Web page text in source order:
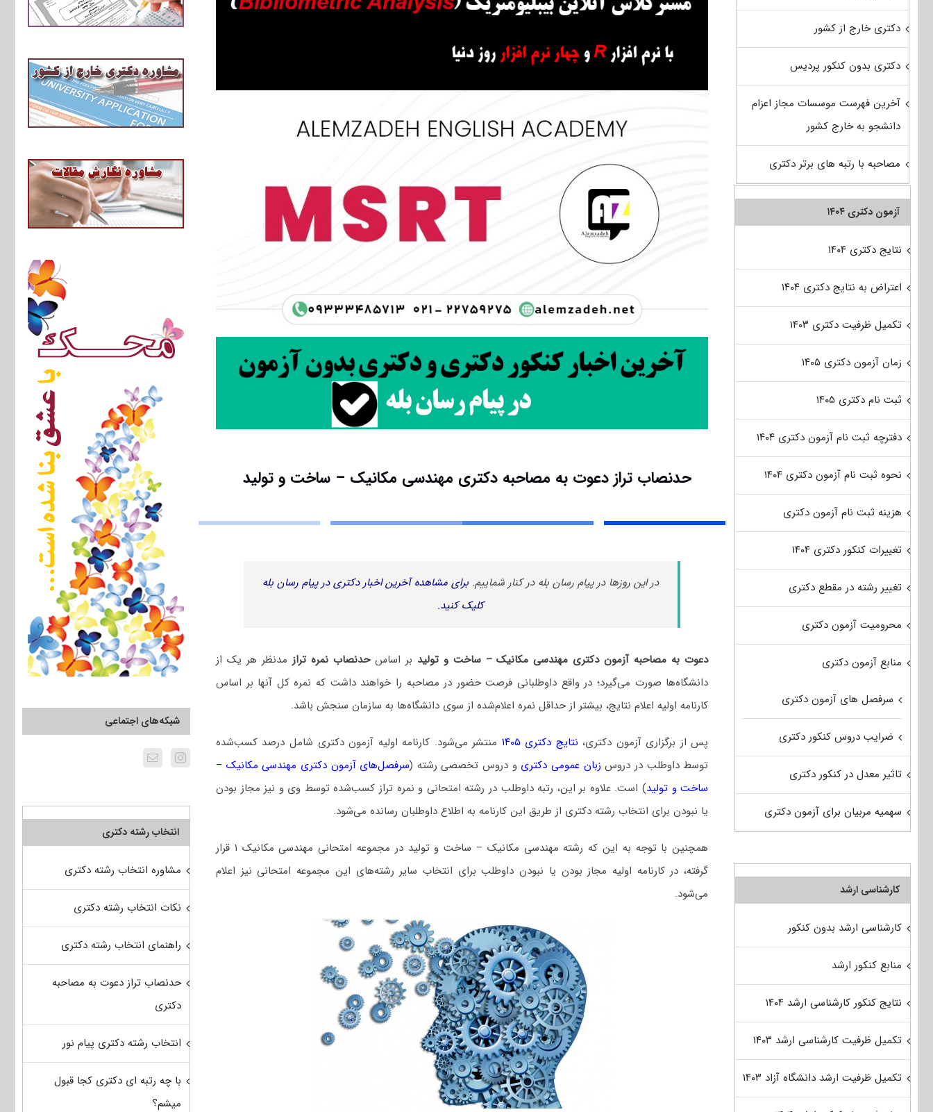
حدنصاب تراز دعوت به مصاحبه دکتری مهندسی مکانیک – ساخت و تولید
در این روزها در پیام رسان بله در کنار شماییم. برای مشاهده آخرین اخبار دکتری در پیام رسان بله
کلیک کنید.
دعوت به مصاحبه آزمون دکتری مهندسی مکانیک – ساخت و تولید بر اساسحدنصاب نمره ترازمدنظر هر یک از
دانشگاه‌ها صورت می‌گیرد؛ در واقع داوطلبانی فرصت حضور در مصاحبه را خواهند داشت که نمره کل آنها بر اساس
کارنامه اولیه اعلام نتایج، بیشتر از حداقل نمره اعلام‌شده از سوی دانشگاه‌ها به سازمان سنجش باشد.
پس از برگزاری آزمون دکتری، نتایج دکتری ۱۴۰۵
منتشر می‌شود. کارنامه اولیه آزمون دکتری شامل درصد کسب‌شده
توسط داوطلب در دروس زبان عمومی دکتری و دروس تخصصی رشته (سرفصل‌های آزمون دکتری مهندسی مکانیک –
ساخت و تولید) است. علاوه بر این، رتبه داوطلب در رشته امتحانی و نمره تراز کسب‌شده توسط وی و نیز مجاز بودن
یا نبودن برای انتخاب رشته دکتری از طریق این کارنامه به اطلاع داوطلبان رسانده می‌شود.
همچنین با توجه به این که رشته مهندسی مکانیک – ساخت و تولید در مجموعه امتحانی مهندسی مکانیک ۱ قرار
گرفته، در کارنامه اولیه مجاز بودن یا نبودن داوطلب برای انتخاب سایر رشته‌های این مجموعه امتحانی نیز اعلام
می‌شود.
شبکه‌های اجتماعی
انتخاب رشته دکتری
مشاوره انتخاب رشته دکتری
نکات انتخاب رشته دکتری
راهنمای انتخاب رشته دکتری
حدنصاب تراز دعوت به مصاحبه
دکتری
انتخاب رشته دکتری پیام نور
با چه رتبه ای دکتری کجا قبول
میشم؟
دکتری خارج از کشور
دکتری بدون کنکور پردیس
آخرین فهرست موسسات مجاز اعزام
دانشجو به خارج کشور
مصاحبه با رتبه های برتر دکتری
آزمون دکتری ۱۴۰۴
نتایج دکتری ۱۴۰۴
اعتراض به نتایج دکتری ۱۴۰۴
تکمیل ظرفیت دکتری ۱۴۰۳
زمان آزمون دکتری ۱۴۰۵
ثبت نام دکتری ۱۴۰۵
دفترچه ثبت نام آزمون دکتری ۱۴۰۴
نحوه ثبت نام آزمون دکتری ۱۴۰۴
هزینه ثبت نام آزمون دکتری
تغییرات کنکور دکتری ۱۴۰۴
تغییر رشته در مقطع دکتری
محرومیت آزمون دکتری
منابع آزمون دکتری
سرفصل های آزمون دکتری
ضرایب دروس کنکور دکتری
تاثیر معدل در کنکور دکتری
سهمیه مربیان برای آزمون دکتری
کارشناسی ارشد
کارشناسی ارشد بدون کنکور
منابع کنکور ارشد
نتایج کنکور کارشناسی ارشد ۱۴۰۴
تکمیل ظرفیت کارشناسی ارشد ۱۴۰۳
تکمیل ظرفیت ارشد دانشگاه آزاد ۱۴۰۳